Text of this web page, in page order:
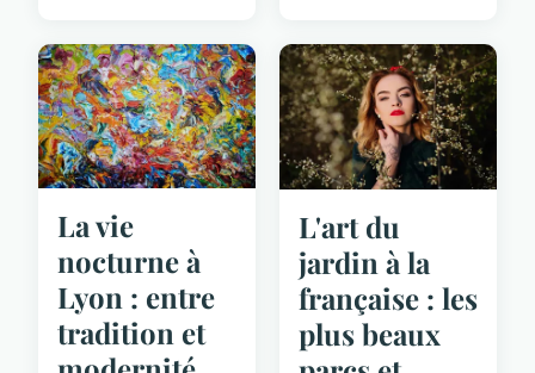
La vie
nocturne à
Lyon : entre
tradition et
L'art du
jardin à la
française : les
plus beaux